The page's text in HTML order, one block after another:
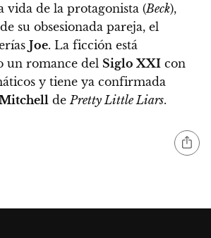
vida de la protagonista (Beck),
su obsesionada pareja, el
Joe. La ficción está
un romance del Siglo XXI con
y tiene ya confirmada
de Pretty Little Liars.